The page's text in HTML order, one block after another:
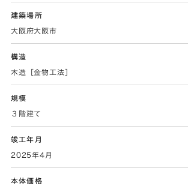
建築場所
大阪府大阪市
構造
木造［金物工法］
規模
３階建て
竣工年月
2025年4月
本体価格